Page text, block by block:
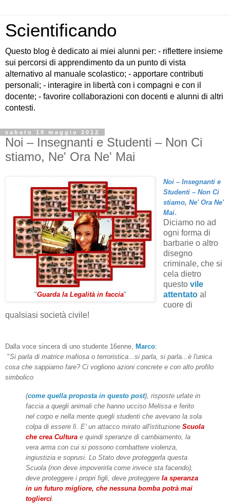
Scientificando
Questo blog è dedicato ai miei alunni per: - riflettere insieme
sui percorsi di apprendimento da un punto di vista
alternativo al manuale scolastico; - apportare contributi
personali; - interagire in libertà con i compagni e con il
docente; - favorire collaborazioni con docenti e alunni di altri
contesti.
sabato 19 maggio 2012
Noi – Insegnanti e Studenti – Non Ci
stiamo, Ne' Ora Ne' Mai
"Guarda la Legalità in faccia"
Noi – Insegnanti e
Studenti – Non Ci
stiamo, Ne' Ora Ne'
Mai.
Diciamo no ad
ogni forma di
barbarie o altro
disegno
criminale, che si
cela dietro
questo vile
attentatoal
cuore di
qualsiasi società civile!
Dalla voce sincera di uno studente 16enne, Marco:
"Si parla di matrice mafiosa o terroristica...si parla, si parla...è l'unica
cosa che sappiamo fare? Ci vogliono azioni concrete e con alto profilo
simbolico
(come quella proposta in questo post), risposte urlate in
faccia a quegli animali che hanno ucciso Melissa e ferito
nel corpo e nella mente quegli studenti che avevano la sola
colpa di essere lì. E' un attacco mirato all'istituzione Scuola
che crea Cultura e quindi speranze di cambiamento, la
vera arma con cui si possono combattere violenza,
ingiustizia e soprusi. Lo Stato deve proteggerla questa
Scuola (non deve impoverirla come invece sta facendo),
deve proteggere i propri figli, deve proteggere la speranza
in un futuro migliore, che nessuna bomba potrà mai
toglierci